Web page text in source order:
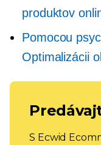
produktov
Pomocou
Optimalizácii
S Ecwid